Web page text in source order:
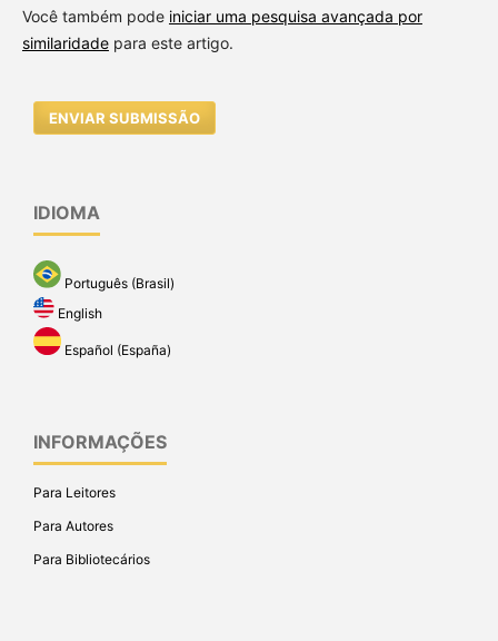
Você também pode iniciar uma pesquisa avançada por
similaridadepara este artigo.
ENVIAR SUBMISSÃO
IDIOMA
Português (Brasil)
English
Español (España)
INFORMAÇÕES
Para Leitores
Para Autores
Para Bibliotecários